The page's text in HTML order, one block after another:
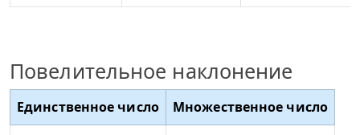
Повелительное наклонение
Единственное число
Множественное число